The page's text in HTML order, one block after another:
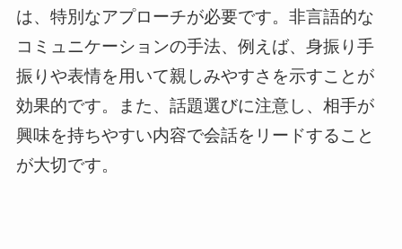
は、特別なアプローチが必要です。非言語的な
コミュニケーションの手法、例えば、身振り手
振りや表情を用いて親しみやすさを示すことが
効果的です。また、話題選びに注意し、相手が
興味を持ちやすい内容で会話をリードすること
が大切です。